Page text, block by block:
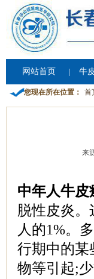
网站首页 牛
您现在所在位置： 首
来
中年人牛皮
脱性皮炎
人的1%。
行期中的某
物等引起;